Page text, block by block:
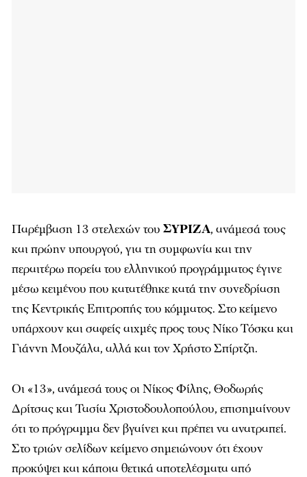
Παρέμβαση 13 στελεχών του ΣΥΡΙΖΑ, ανάμεσά τους
και πρώην υπουργού, για τη συμφωνία και την
περαιτέρω πορεία του ελληνικού προγράμματος έγινε
μέσω κειμένου που κατατέθηκε κατά την συνεδρίαση
της Κεντρικής Επιτροπής του κόμματος. Στο κείμενο
υπάρχουν και σαφείς αιχμές προς τους Νίκο Τόσκα και
Γιάννη Μουζάλα, αλλά και τον Χρήστο Σπίρτζη.
Οι «13», ανάμεσά τους οι Νίκος Φίλης, Θοδωρής
Δρίτσας και Τασία Χριστοδουλοπούλου, επισημαίνουν
ότι το πρόγραμμα δεν βγαίνει και πρέπει να ανατραπεί.
Στο τριών σελίδων κείμενο σημειώνουν ότι έχουν
προκύψει και κάποια θετικά αποτελέσματα από